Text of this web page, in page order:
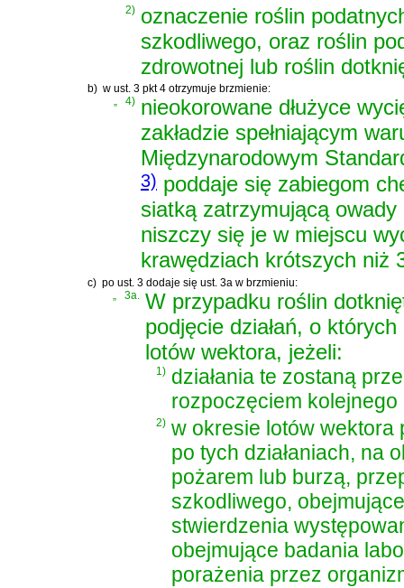
2) oznaczenie roślin
szkodliwego, oraz roślin
zdrowotnej lub roślin
b) w ust. 3 pkt 4 otrzymuje brzmienie:
„
4) nieokorowane dłużyce
zakładzie spełniającym
Międzynarodowym
3) poddaje się zabiegom
siatką zatrzymującą
niszczy się je w miejscu
krawędziach krótszych niż
c) po ust. 3 dodaje się ust. 3a w brzmieniu:
3a.
W przypadku roślin
podjęcie działań, o
lotów wektora, jeżeli:
1) działania te zostaną
rozpoczęciem
2) w okresie lotów wektora
po tych działaniach, na
pożarem lub burzą,
szkodliwego,
stwierdzenia
obejmujące badania
porażenia przez